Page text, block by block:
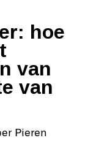
hoe
van
van
Pieren